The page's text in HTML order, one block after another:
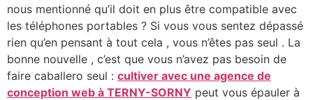
nous mentionné qu’il doit en plus être compatible avec
les téléphones portables ? Si vous vous sentez dépassé
rien qu’en pensant à tout cela , vous n’êtes pas seul . La
bonne nouvelle , c’est que vous n’avez pas besoin de
faire caballero seul : cultiver avec une agence de
conception web à TERNY-SORNY peut vous épauler à